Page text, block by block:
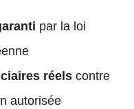
par la loi
réels contre
autorisée